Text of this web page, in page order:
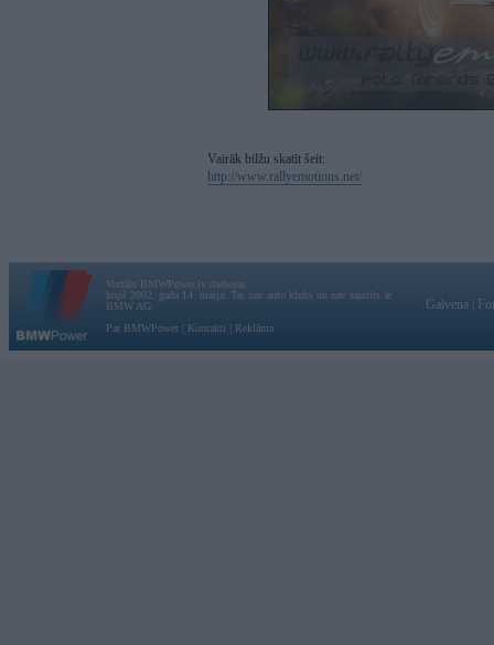
Vairāk bilžu skatīt šeit:
http://www.rallyemotions.net/
Vortāls BMWPower.lv darbojas
kopš 2002. gada 14. maija. Tas nav auto klubs un nav saistīts ar
BMW AG.
Par BMWPower
Kontakti Reklāma
Galvena